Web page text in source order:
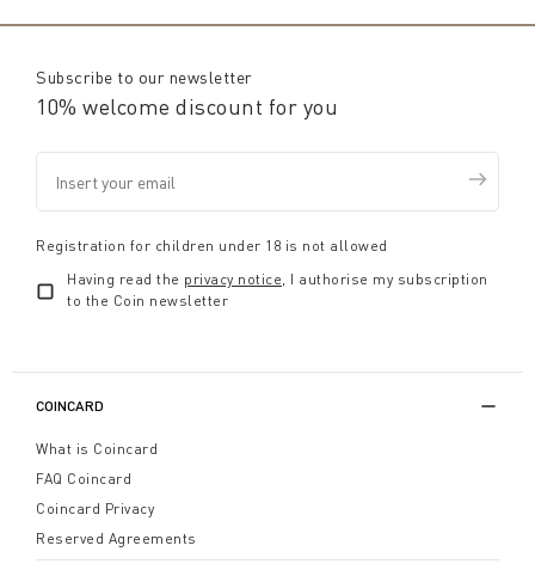
Subscribe to our newsletter
10% welcome discount for you
Registration for children under 18 is not allowed
Having read the privacy notice, I authorise my subscription
to the Coin newsletter
COINCARD
What is Coincard
FAQ Coincard
Coincard Privacy
Reserved Agreements